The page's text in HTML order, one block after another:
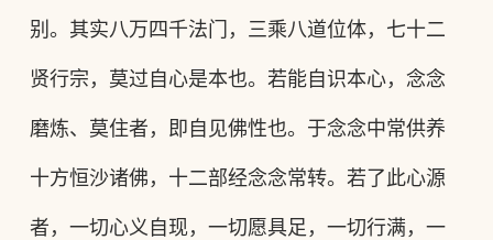
别。其实八万四千法门，三乘八道位体，七十二
贤行宗，莫过自心是本也。若能自识本心，念念
磨炼、莫住者，即自见佛性也。于念念中常供养
十方恒沙诸佛，十二部经念念常转。若了此心源
者，一切心义自现，一切愿具足，一切行满，一